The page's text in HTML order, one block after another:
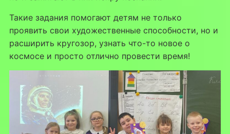
Такие задания помогают детям не только
проявить свои художественные способности, но и
расширить кругозор, узнать что-то новое о
космосе и просто отлично провести время!